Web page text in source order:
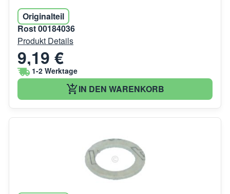
Originalteil
Rost 00184036
Produkt Details
9,19 €
1-2 Werktage
IN DEN WARENKORB